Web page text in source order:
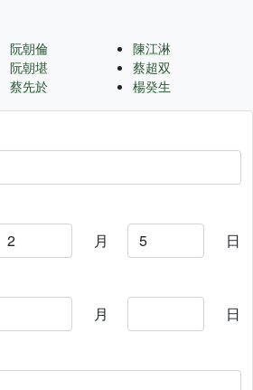
阮朝倫
阮朝堪
蔡先於
陳江淋
蔡超双
楊癸生
月
日
月
日